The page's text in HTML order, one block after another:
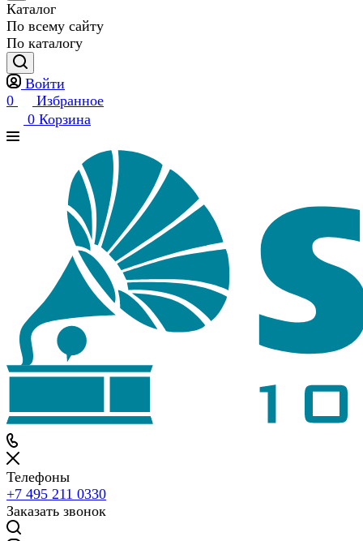
Каталог
По всему сайту
По каталогу
Войти
0
Избранное
0 Корзина
Телефоны
+7 495 211 0330
Заказать звонок